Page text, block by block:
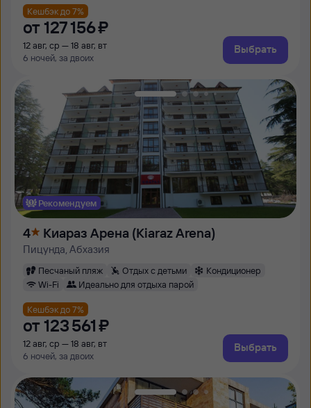
Кешбэк до 7%
от 127 ⁠156 ⁠₽
12 авг, ср — 18 авг, вт
6 ночей, за двоих
Выбрать
Рекомендуем
4 Киараз Арена (Kiaraz Arena)
Пицунда, Абхазия
Песчаный пляж Отдых с детьми
Кондиционер
Wi-Fi
Идеально для отдыха парой
Кешбэк до 7%
от 123 ⁠561 ⁠₽
12 авг, ср — 18 авг, вт
6 ночей, за двоих
Выбрать